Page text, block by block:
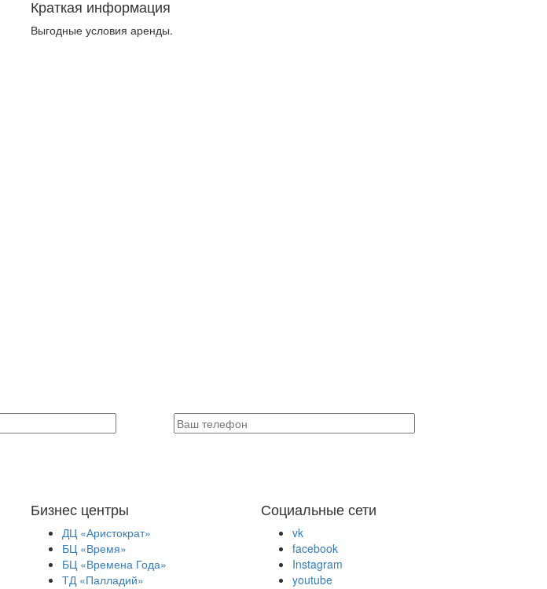
Краткая информация
Выгодные условия аренды.
Бизнес центры
ДЦ «Аристократ»
БЦ «Время»
БЦ «Времена Года»
ТД «Палладий»
Социальные сети
vk
facebook
Instagram
youtube